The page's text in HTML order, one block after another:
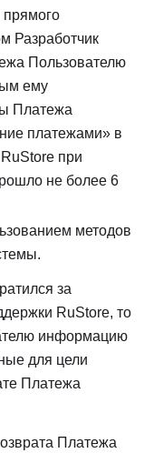
прямого
Разработчик
Пользователю
ему
Платежа
платежами» в
при
не более 6
методов
за
RuStore, то
информацию
для цели
Платежа
Платежа